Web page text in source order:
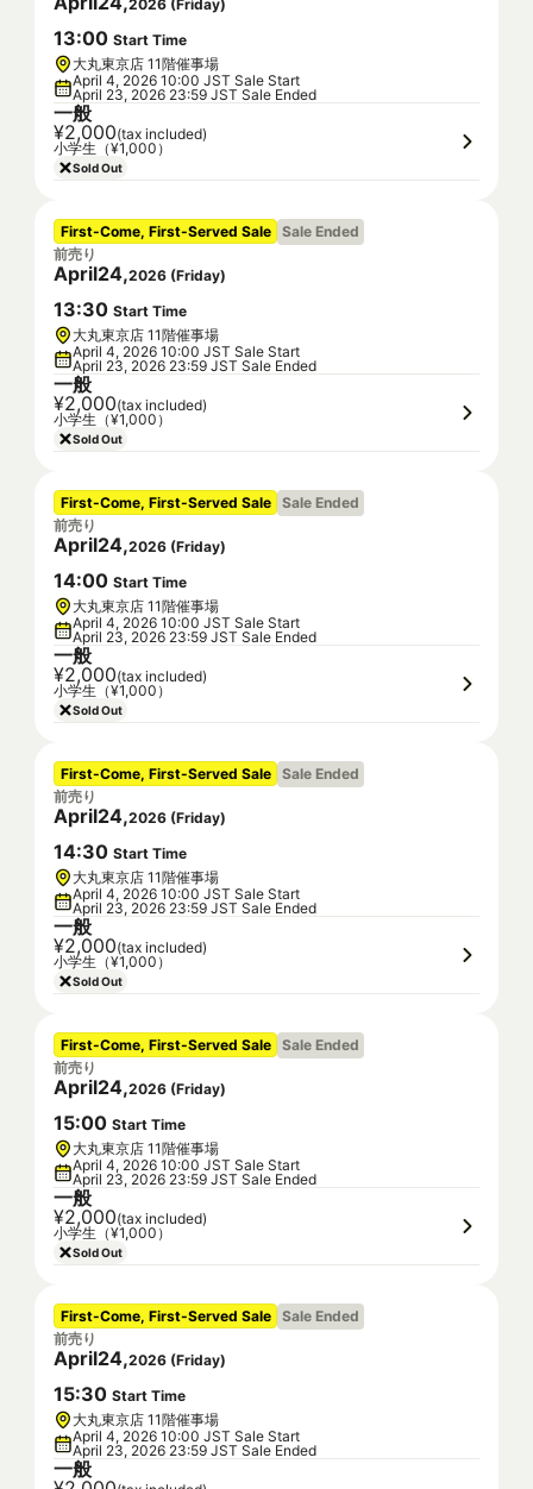
2026 (Friday)
13:00 Start Time
大丸東京店 11階催事場
April 4, 2026 10:00 JST Sale Start
April 23, 2026 23:59 JST Sale Ended
一般
¥2,000(tax included)
小学生（¥1,000）
Sold Out
First-Come, First-Served Sale Sale Ended
前売り
April24,2026 (Friday)
13:30 Start Time
大丸東京店 11階催事場
April 4, 2026 10:00 JST Sale Start
April 23, 2026 23:59 JST Sale Ended
一般
¥2,000(tax included)
小学生（¥1,000）
Sold Out
First-Come, First-Served Sale Sale Ended
前売り
April24,2026 (Friday)
14:00 Start Time
大丸東京店 11階催事場
April 4, 2026 10:00 JST Sale Start
April 23, 2026 23:59 JST Sale Ended
一般
¥2,000(tax included)
小学生（¥1,000）
Sold Out
First-Come, First-Served Sale Sale Ended
前売り
April24,2026 (Friday)
14:30 Start Time
大丸東京店 11階催事場
April 4, 2026 10:00 JST Sale Start
April 23, 2026 23:59 JST Sale Ended
一般
¥2,000(tax included)
小学生（¥1,000）
Sold Out
First-Come, First-Served Sale Sale Ended
前売り
April24,2026 (Friday)
15:00 Start Time
大丸東京店 11階催事場
April 4, 2026 10:00 JST Sale Start
April 23, 2026 23:59 JST Sale Ended
一般
¥2,000(tax included)
小学生（¥1,000）
Sold Out
First-Come, First-Served Sale Sale Ended
前売り
April24,2026 (Friday)
15:30 Start Time
大丸東京店 11階催事場
April 4, 2026 10:00 JST Sale Start
April 23, 2026 23:59 JST Sale Ended
一般